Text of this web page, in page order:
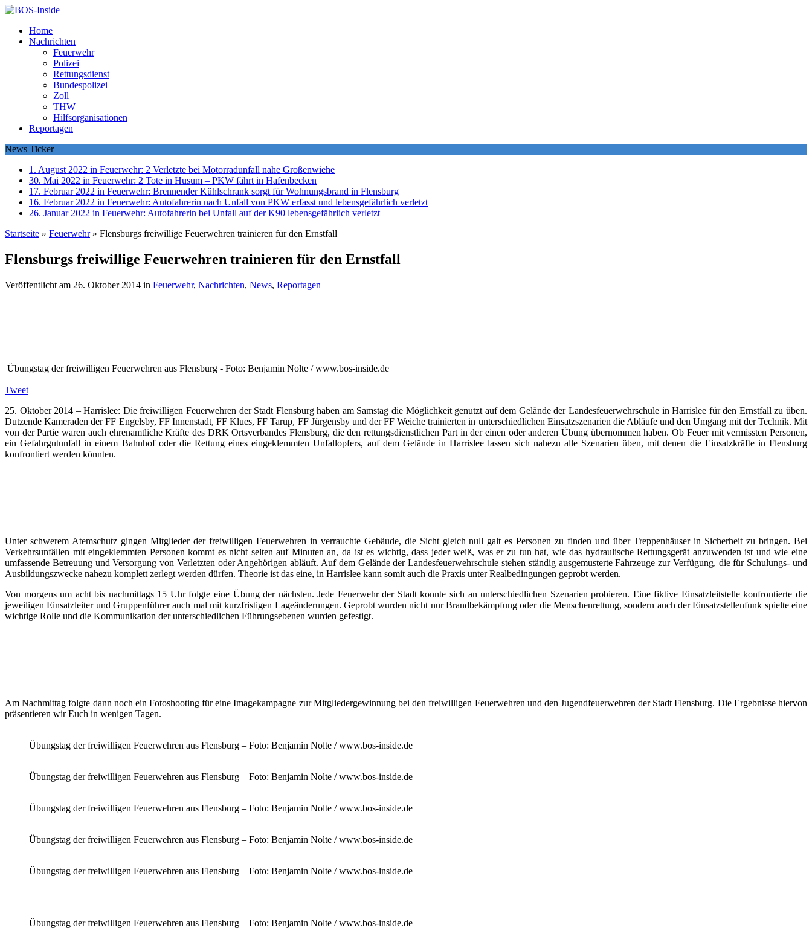
Home
Nachrichten
Feuerwehr
Polizei
Rettungsdienst
Bundespolizei
Zoll
THW
Hilfsorganisationen
Reportagen
News Ticker
1. August 2022 in Feuerwehr: 2 Verletzte bei Motorradunfall nahe Großenwiehe
30. Mai 2022 in Feuerwehr: 2 Tote in Husum – PKW fährt in Hafenbecken
17. Februar 2022 in Feuerwehr: Brennender Kühlschrank sorgt für Wohnungsbrand in Flensburg
16. Februar 2022 in Feuerwehr: Autofahrerin nach Unfall von PKW erfasst und lebensgefährlich verletzt
26. Januar 2022 in Feuerwehr: Autofahrerin bei Unfall auf der K90 lebensgefährlich verletzt
Startseite » Feuerwehr » Flensburgs freiwillige Feuerwehren trainieren für den Ernstfall
Flensburgs freiwillige Feuerwehren trainieren für den Ernstfall
Veröffentlicht am 26. Oktober 2014 in Feuerwehr, Nachrichten, News, Reportagen
Übungstag der freiwilligen Feuerwehren aus Flensburg - Foto: Benjamin Nolte / www.bos-inside.de
Tweet
25. Oktober 2014 – Harrislee: Die freiwilligen Feuerwehren der Stadt Flensburg haben am Samstag die Möglichkeit genutzt auf dem Gelände der Landesfeuerwehrschule in Harrislee für den Ernstfall zu üben.
Dutzende Kameraden der FF Engelsby, FF Innenstadt, FF Klues, FF Tarup, FF Jürgensby und der FF Weiche trainierten in unterschiedlichen Einsatzszenarien die Abläufe und den Umgang mit der Technik. Mit
von der Partie waren auch ehrenamtliche Kräfte des DRK Ortsverbandes Flensburg, die den rettungsdienstlichen Part in der einen oder anderen Übung übernommen haben. Ob Feuer mit vermissten Personen,
ein Gefahrgutunfall in einem Bahnhof oder die Rettung eines eingeklemmten Unfallopfers, auf dem Gelände in Harrislee lassen sich nahezu alle Szenarien üben, mit denen die Einsatzkräfte in Flensburg
konfrontiert werden könnten.
Unter schwerem Atemschutz gingen Mitglieder der freiwilligen Feuerwehren in verrauchte Gebäude, die Sicht gleich null galt es Personen zu finden und über Treppenhäuser in Sicherheit zu bringen. Bei
Verkehrsunfällen mit eingeklemmten Personen kommt es nicht selten auf Minuten an, da ist es wichtig, dass jeder weiß, was er zu tun hat, wie das hydraulische Rettungsgerät anzuwenden ist und wie eine
umfassende Betreuung und Versorgung von Verletzten oder Angehörigen abläuft. Auf dem Gelände der Landesfeuerwehrschule stehen ständig ausgemusterte Fahrzeuge zur Verfügung, die für Schulungs- und
Ausbildungszwecke nahezu komplett zerlegt werden dürfen. Theorie ist das eine, in Harrislee kann somit auch die Praxis unter Realbedingungen geprobt werden.
Von morgens um acht bis nachmittags 15 Uhr folgte eine Übung der nächsten. Jede Feuerwehr der Stadt konnte sich an unterschiedlichen Szenarien probieren. Eine fiktive Einsatzleitstelle konfrontierte die
jeweiligen Einsatzleiter und Gruppenführer auch mal mit kurzfristigen Lageänderungen. Geprobt wurden nicht nur Brandbekämpfung oder die Menschenrettung, sondern auch der Einsatzstellenfunk spielte eine
wichtige Rolle und die Kommunikation der unterschiedlichen Führungsebenen wurden gefestigt.
Am Nachmittag folgte dann noch ein Fotoshooting für eine Imagekampagne zur Mitgliedergewinnung bei den freiwilligen Feuerwehren und den Jugendfeuerwehren der Stadt Flensburg. Die Ergebnisse hiervon
präsentieren wir Euch in wenigen Tagen.
Übungstag der freiwilligen Feuerwehren aus Flensburg – Foto: Benjamin Nolte / www.bos-inside.de
Übungstag der freiwilligen Feuerwehren aus Flensburg – Foto: Benjamin Nolte / www.bos-inside.de
Übungstag der freiwilligen Feuerwehren aus Flensburg – Foto: Benjamin Nolte / www.bos-inside.de
Übungstag der freiwilligen Feuerwehren aus Flensburg – Foto: Benjamin Nolte / www.bos-inside.de
Übungstag der freiwilligen Feuerwehren aus Flensburg – Foto: Benjamin Nolte / www.bos-inside.de
Übungstag der freiwilligen Feuerwehren aus Flensburg – Foto: Benjamin Nolte / www.bos-inside.de